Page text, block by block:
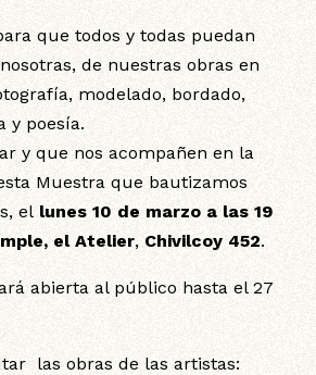
que todos y todas puedan
de nuestras obras en
modelado, bordado,
y poesía.
y que nos acompañen en la
Muestra que bautizamos
el lunes 10 de marzo a las 19
el Atelier, Chivilcoy 452.
abierta al público hasta el 27
las obras de las artistas: